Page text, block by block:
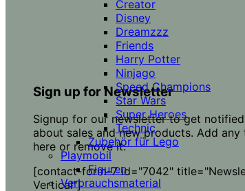
Sign up for Newsletter
Signup for our newsletter to get notified
about sales and new products. Add any
here or remove it.
[contact-form-7 id="7042"
Vertical"]
Creator
Disney
Dreamzzz
Friends
Harry Potter
Ninjago
Speed Champions
Star Wars
Super Heroes
Technic
Zubehör für Lego
Playmobil
Figuren
Verbrauchsmaterial